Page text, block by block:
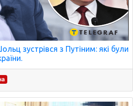
зустрівся з Путіним: які були